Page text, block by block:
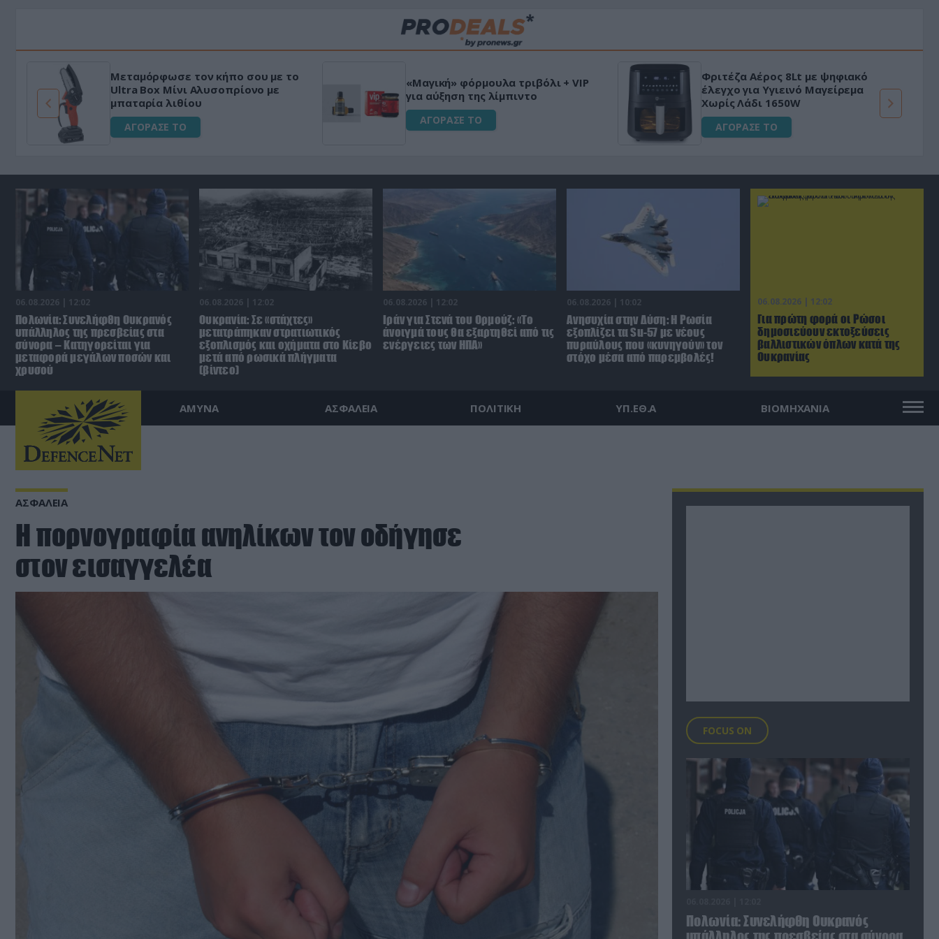
Μεταμόρφωσε τον κήπο σου με το
Ultra Box Μίνι Αλυσοπρίονο με
μπαταρία λιθίου
ΑΓΟΡΑΣΕ ΤΟ
«Μαγική» φόρμουλα τριβόλι + VIP
για αύξηση της λίμπιντο
ΑΓΟΡΑΣΕ ΤΟ
Φριτέζα Αέρος 8Lt με ψηφιακό
έλεγχο για Υγιεινό Μαγείρεμα
Χωρίς Λάδι 1650W
ΑΓΟΡΑΣΕ ΤΟ
06.08.2026 | 12:02
Για πρώτη φορά οι Ρώσοι
δημοσιεύουν εκτοξεύσεις
βαλλιστικών όπλων κατά της
Ουκρανίας
06.08.2026 | 12:02
Πολωνία: Συνελήφθη Ουκρανός
υπάλληλος της πρεσβείας στα
σύνορα – Κατηγορείται για
μεταφορά μεγάλων ποσών και
χρυσού
06.08.2026 | 12:02
Ουκρανία: Σε «στάχτες»
μετατράπηκαν στρατιωτικός
εξοπλισμός και οχήματα στο Κίεβο
μετά από ρωσικά πλήγματα
(βίντεο)
06.08.2026 | 12:02
Ιράν για Στενά του Ορμούζ: «Το
άνοιγμά τους θα εξαρτηθεί από τις
ενέργειες των ΗΠΑ»
06.08.2026 | 10:02
Ανησυχία στην Δύση: H Ρωσία
εξοπλίζει τα Su-57 με νέους
πυραύλους που «κυνηγούν» τον
στόχο μέσα από παρεμβολές!
ΑΜΥΝΑ ΑΣΦΑΛΕΙΑ ΠΟΛΙΤΙΚΗ ΥΠ.ΕΘ.Α ΒΙΟΜΗΧΑΝΙΑ
ΑΣΦΑΛΕΙΑ
Η πορνογραφία ανηλίκων τον οδήγησε
στον εισαγγελέα
FOCUS ON
Πολωνία: Συνελήφθη Ουκρανός